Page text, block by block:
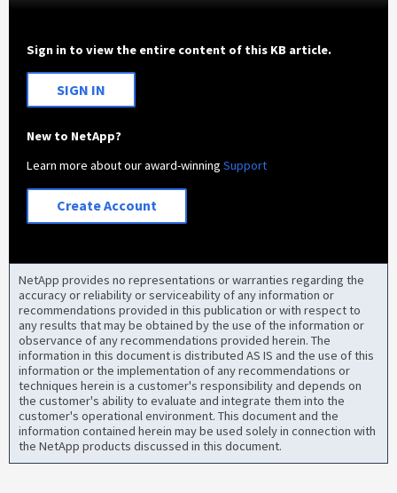
Sign in to view the entire content of this KB article.
SIGN IN
New to NetApp?
Learn more about our award-winningSupport
Create Account
NetApp provides no representations or warranties regarding the
accuracy or reliability or serviceability of any information or
recommendations provided in this publication or with respect to
any results that may be obtained by the use of the information or
observance of any recommendations provided herein. The
information in this document is distributed AS IS and the use of this
information or the implementation of any recommendations or
techniques herein is a customer's responsibility and depends on
the customer's ability to evaluate and integrate them into the
customer's operational environment. This document and the
information contained herein may be used solely in connection with
the NetApp products discussed in this document.